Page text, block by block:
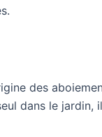
des
dans le jardin,